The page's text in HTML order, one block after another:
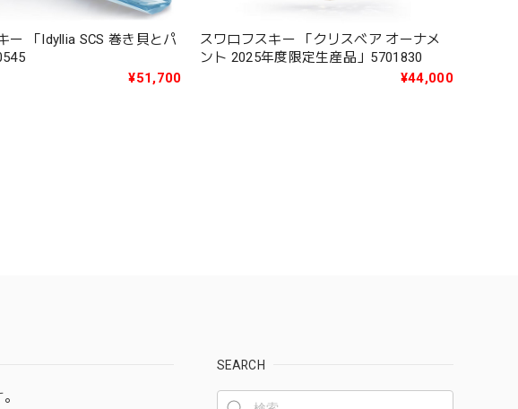
ー 「Idyllia SCS 巻き貝とパ
¥51,700
スワロフスキー 「クリスベア オーナメ
ント 2025年度限定生産品」5701830
¥44,000
SEARCH